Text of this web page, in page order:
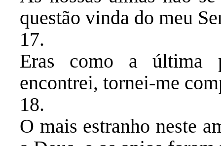
questão vinda do meu
​17.
Eras como a última
encontrei, tornei-me
​18.
O mais estranho neste